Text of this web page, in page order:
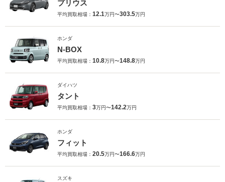
プリウス
平均買取相場： 12.1万円〜303.5万円
ホンダ
N-BOX
平均買取相場： 10.8万円〜148.8万円
ダイハツ
タント
平均買取相場： 3万円〜142.2万円
ホンダ
フィット
平均買取相場： 20.5万円〜166.6万円
スズキ